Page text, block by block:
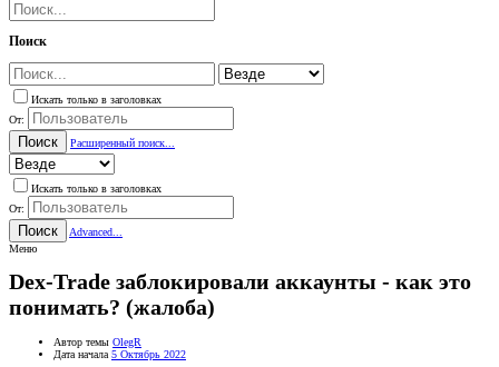
Поиск
Искать только в заголовках
От:
Поиск Расширенный поиск...
Искать только в заголовках
От:
Поиск
Advanced...
Меню
Dex-Trade заблокировали аккаунты - как это
понимать? (жалоба)
Автор темы OlegR
Дата начала 5 Октябрь 2022